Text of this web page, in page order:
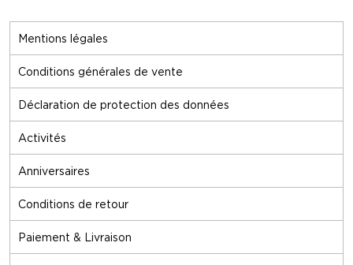
Mentions légales
Conditions générales de vente
Déclaration de protection des données
Activités
Anniversaires
Conditions de retour
Paiement & Livraison